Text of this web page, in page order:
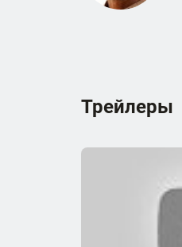
Трейлеры